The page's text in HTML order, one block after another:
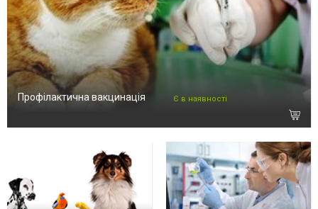
Профілактична вакцинація Є в наявності